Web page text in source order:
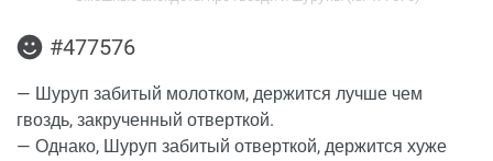
#477576
— Шуруп забитый молотком, держится лучше чем
гвоздь, закрученный отверткой.
— Однако, Шуруп забитый отверткой, держится хуже